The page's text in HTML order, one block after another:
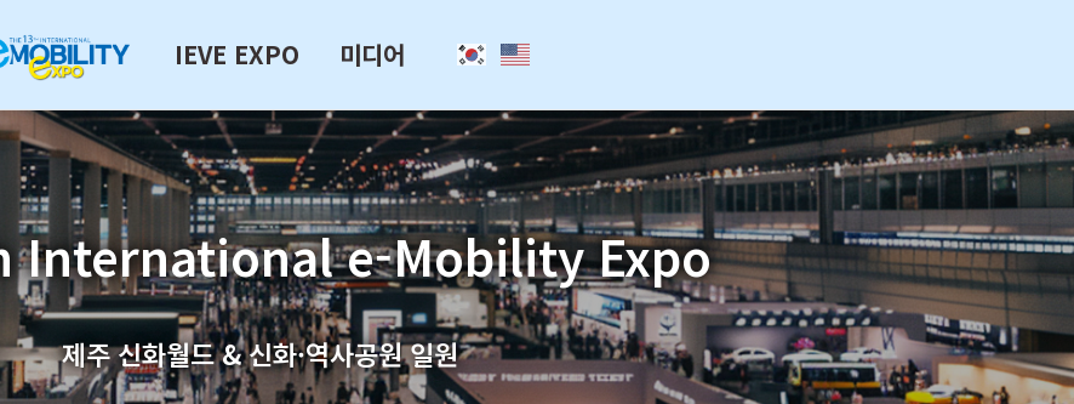
IEVE EXPO 미디어
International e-Mobility Expo
제주 신화월드 & 신화·역사공원 일원